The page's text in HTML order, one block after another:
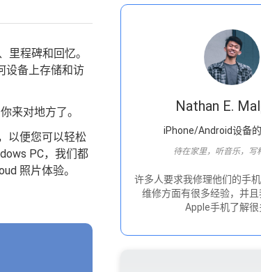
程碑和回忆。
设备上存储和访
来对地方了。
以便您可以轻松
PC，我们都
照片体验。
Nathan E.
iPhone/Android设备
待在家里，听音乐，写
许多人要求我修理他们的手
维修方面有很多经验，并
Apple手机了解很